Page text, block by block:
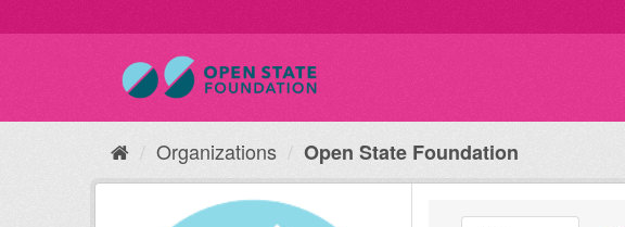
Organizations Open State Foundation